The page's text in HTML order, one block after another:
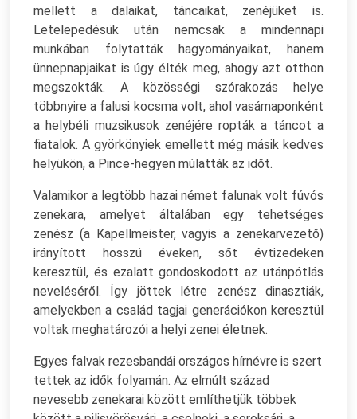
mellett a dalaikat, táncaikat, zenéjüket is.
Letelepedésük után nemcsak a mindennapi
munkában folytatták hagyományaikat, hanem
ünnepnapjaikat is úgy élték meg, ahogy azt otthon
megszokták. A közösségi szórakozás helye
többnyire a falusi kocsma volt, ahol vasárnaponként
a helybéli muzsikusok zenéjére ropták a táncot a
fiatalok. A györkönyiek emellett még másik kedves
helyükön, a Pince-hegyen múlatták az időt.
Valamikor a legtöbb hazai német falunak volt fúvós
zenekara, amelyet általában egy tehetséges
zenész (a Kapellmeister, vagyis a zenekarvezető)
irányított hosszú éveken, sőt évtizedeken
keresztül, és ezalatt gondoskodott az utánpótlás
neveléséről. Így jöttek létre zenész dinasztiák,
amelyekben a család tagjai generációkon keresztül
voltak meghatározói a helyi zenei életnek.
Egyes falvak rezesbandái országos hírnévre is szert
tettek az idők folyamán. Az elmúlt század
nevesebb zenekarai között említhetjük többek